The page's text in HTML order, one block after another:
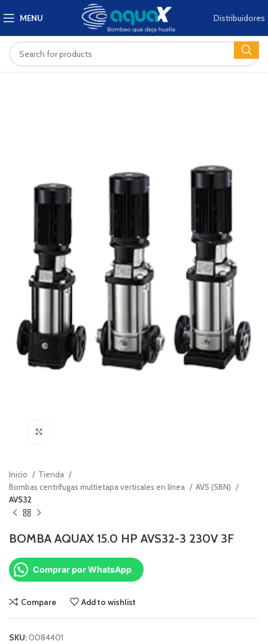
MENU Distribuidores
Inicio
Tienda
Bombas centrífugas multietapa verticales en línea
AVS (SBN)
AVS32
BOMBA AQUAX 15.0 HP AVS32-3 230V 3F
Comprar por WhatsApp
Compare Add to wishlist
SKU:0084401